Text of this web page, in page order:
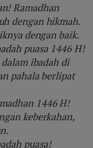
Ramadhan
dengan hikmah.
dengan baik.
puasa 1446 H!
ibadah di
pahala berlipat
1446 H!
keberkahan,
puasa!